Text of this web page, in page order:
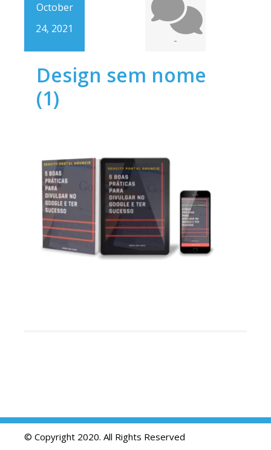
October
24, 2021
-
Design sem nome
(1)
© Copyright 2020. All Rights Reserved